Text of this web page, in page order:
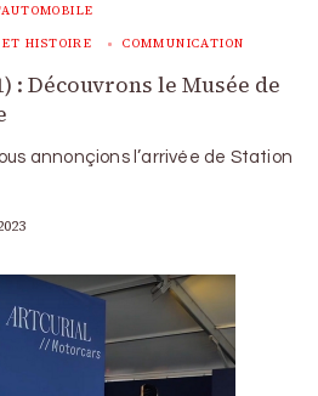
HISTOIRE COMMUNICATION
: Découvrons le Musée de
annonçions l’arrivée de Station